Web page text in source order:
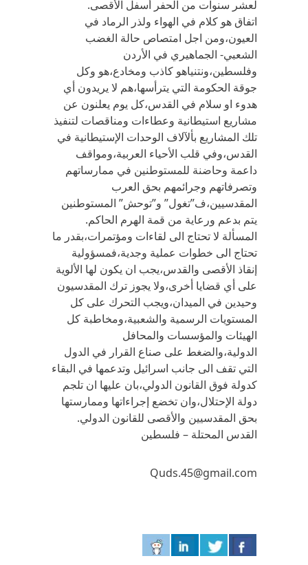
لعشر سنوات من الحفر أسفل الأقصى.
اتفاق هو كلام في الهواء ولذر الرماد في
العيون،ومن اجل امتصاص حالة الغضب
الشعبي- الجماهيري في الأردن
وفلسطين،ونتنياهو كاذب ومخادع،هو وكل
جوقة الحكومة التي يترأسها،هم لا يريدون أي
هدوء او سلام في القدس،كل يوم يعلنون عن
مشاريع استيطانية وعطاءات ومناقصات لتنفيذ
تلك المشاريع بألآلاف الوحدات الإستيطانية في
القدس،وفي قلب الأحياء العربية،ومواقف
داعمة وحاضنة للمستوطنين في ممارساتهم
وتصرفاتهم وجرائمهم بحق العرب
المقدسيين،ف”تغول” و”توحش” المستوطنين
يتم بدعم ورعاية من قمة الهرم الحاكم.
المسألة لا تحتاج الى لقاءات ومؤتمرات،بقدر ما
تحتاج الى خطوات عملية وجدية،فمسؤولية
إنقاذ الأقصى والقدس،يجب ان يكون لها الألوية
على أي قضايا أخرى،ولا يجوز ترك المقدسيون
وحيدين في الميدان،ويجب التحرك على كل
المستويات الرسمية والشعبية،ومخاطبة كل
الهيئات والمؤسسات والمحافل
الدولية،والضغط على صناع القرار في الدول
التي تقف الى جانب اسرائيل وتدعمها في البقاء
كدولة فوق القانون الدولي،بان عليها ان تلجم
دولة الإحتلال،وان تخضع إجراءاتها وممارستها
بحق المقدسيين والأقصى للقانون الدولي.
القدس المحتلة – فلسطين
Quds.45@gmail.com